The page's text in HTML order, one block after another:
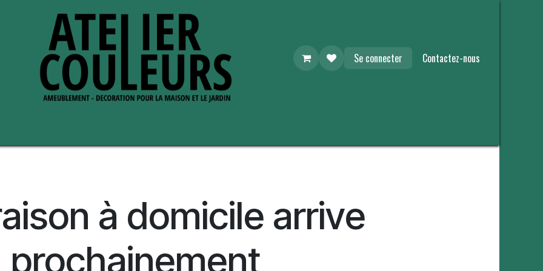
Se connecter Contactez-nous
à domicile arrive
prochainement